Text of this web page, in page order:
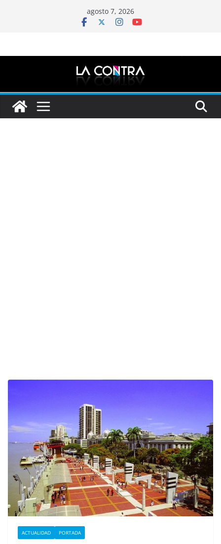
agosto 7, 2026
ACTUALIDAD PORTADA